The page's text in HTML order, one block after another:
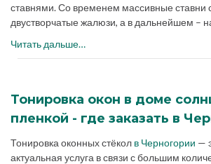
ставнями. Со временем массивные ставни
двустворчатые жалюзи, а в дальнейшем –
Читать дальше…
Тонировка окон в доме
пленкой - где заказать в
Тонировка оконных стёкол в Черногории —
актуальная услуга в связи с большим